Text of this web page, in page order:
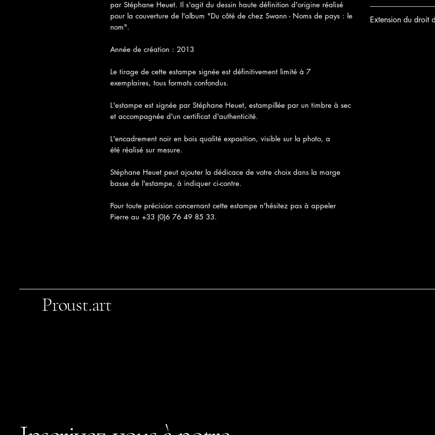
par Stéphane Heuet. Il s'agit du dessin haute définition d'origine réalisé
pour la couverture de l'album "Du côté de chez Swann - Noms de pays : le
nom".
Année de création : 2013
Le tirage de cette estampe signée est définitivement limité à 7
exemplaires, tous formats confondus.
L'estampe est signée par Stéphane Heuet, estampillée par un timbre à sec
et accompagnée d'un certificat d'authenticité.
L'encadrement noir en bois qualité exposition, visible sur la photo, a
été réalisé sur mesure.
Stéphane Heuet peut ajouter la dédicace de votre choix dans la marge
basse de l'estampe, à indiquer ci-contre.
Pour toute précision concernant cette estampe n'hésitez pas à appeler
Pierre au +33 (0)6 76 49 85 33.
qui permettent
profondeur 20 mm.
Extension du droit
Proust.art